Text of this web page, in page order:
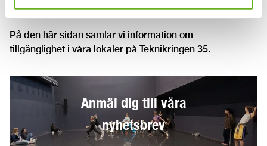
Tillgänglighet på Teknikringen 35
På den här sidan samlar vi information om
tillgänglighet i våra lokaler på Teknikringen 35.
Anmäl dig till våra
nyhetsbrev